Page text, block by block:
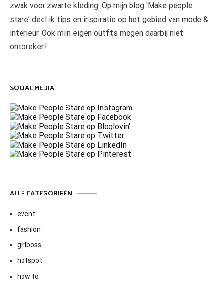
zwak voor zwarte kleding. Op mijn blog 'Make people
stare' deel ik tips en inspiratie op het gebied van mode &
interieur. Ook mijn eigen outfits mogen daarbij niet
ontbreken!
SOCIAL MEDIA
ALLE CATEGORIEËN
event
fashion
girlboss
hotspot
how to